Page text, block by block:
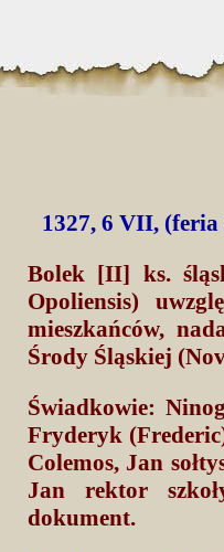
1327, 6 VII,
Bolek [II] ks.
Opoliensis)
mieszkańców,
Środy Śląskiej
Świadkowie:
Fryderyk
Colemos, Jan
Jan rektor
dokument.